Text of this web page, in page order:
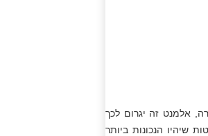
אלמנט זה יגרום לכך
הנכונות ביותר